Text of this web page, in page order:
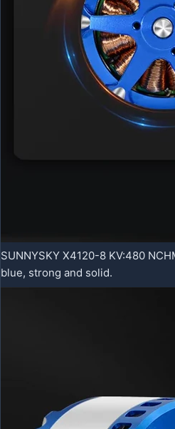
SUNNYSKY X4120-8 KV:480
blue, strong and solid.